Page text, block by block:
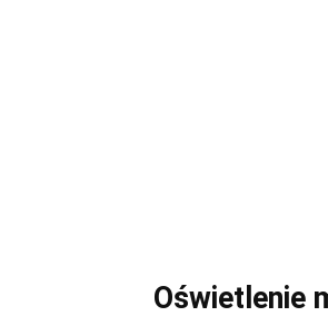
Oświetlenie